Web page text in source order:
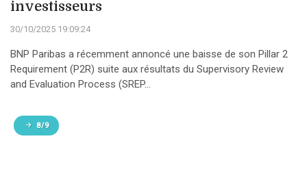
investisseurs
30/10/2025 19:09:24
BNP Paribas a récemment annoncé une baisse de son Pillar 2
Requirement (P2R) suite aux résultats du Supervisory Review
and Evaluation Process (SREP...
8/9